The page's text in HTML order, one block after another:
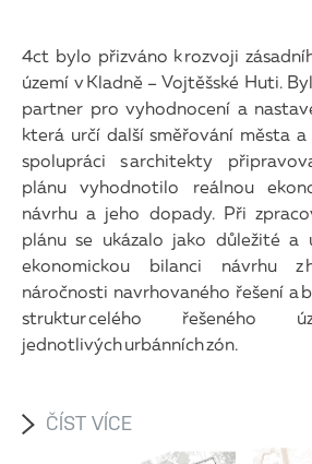
4ct bylo přizváno k rozvoji
území v Kladně – Vojtěšské Huti.
partner pro vyhodnocení a
která určí další směřování města
spolupráci s architekty
plánu vyhodnotilo reálnou
návrhu a jeho dopady. Při
plánu se ukázalo jako důležité a
ekonomickou bilanci návrhu z
náročnosti navrhovaného řešení a
struktur celého řešeného
jednotlivých urbánních zón.
ČÍST VÍCE